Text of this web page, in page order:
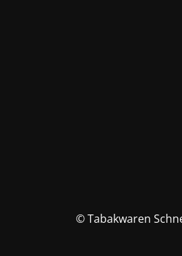
© Tabakwaren